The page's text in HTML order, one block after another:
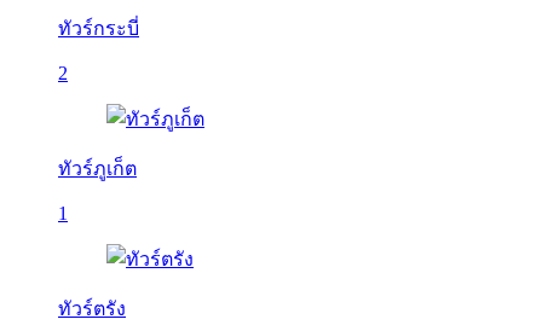
ทัวร์กระบี่
2
ทัวร์ภูเก็ต
1
ทัวร์ตรัง